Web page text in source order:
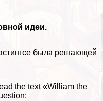
идеи.
была решающей
the text «William the